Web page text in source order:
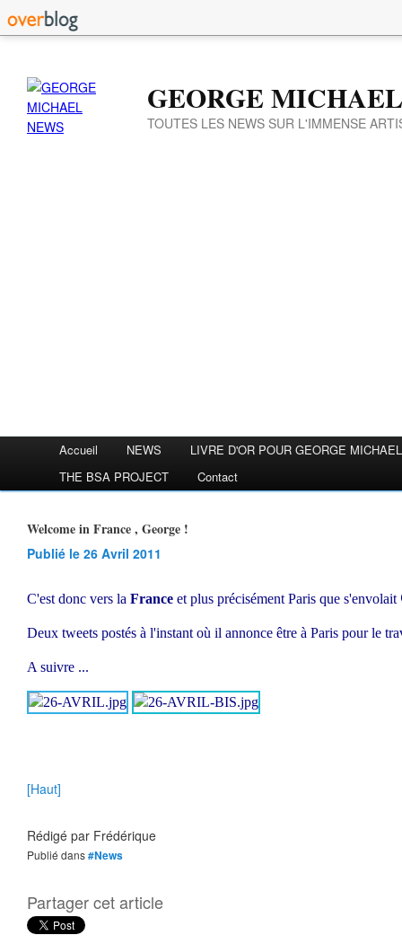
GEORGE
TOUTES LES NEWS SUR L'IMMENSE
Accueil NEWS
LIVRE D'OR POUR GEORGE MICHAEL
THE BSA PROJECT
Contact
Welcome in France , George !
Publié le 26 Avril 2011
C'est donc vers la France et plus précisément Paris que s'envolait
Deux tweets postés à l'instant où il annonce être à Paris pour le
A suivre ...
[Haut]
Rédigé par Frédérique
Publié dans#News
Partager cet article